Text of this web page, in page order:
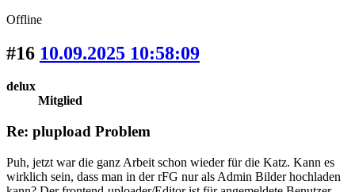
Offline
#16 10.09.2025 10:58:09
delux
Mitglied
Re: plupload Problem
Puh, jetzt war die ganz Arbeit schon wieder für die Katz. Kann es
wirklich sein, dass man in der rFG nur als Admin Bilder hochladen